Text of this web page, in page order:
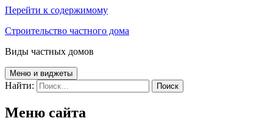
Перейти к содержимому
Строительство частного дома
Виды частных домов
Меню и виджеты
Найти:
Меню сайта